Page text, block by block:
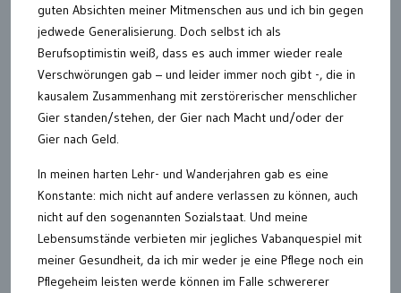
guten Absichten meiner Mitmenschen aus und ich bin gegen
jedwede Generalisierung. Doch selbst ich als
Berufsoptimistin weiß, dass es auch immer wieder reale
Verschwörungen gab – und leider immer noch gibt -, die in
kausalem Zusammenhang mit zerstörerischer menschlicher
Gier standen/stehen, der Gier nach Macht und/oder der
Gier nach Geld.
In meinen harten Lehr- und Wanderjahren gab es eine
Konstante: mich nicht auf andere verlassen zu können, auch
nicht auf den sogenannten Sozialstaat. Und meine
Lebensumstände verbieten mir jegliches Vabanquespiel mit
meiner Gesundheit, da ich mir weder je eine Pflege noch ein
Pflegeheim leisten werde können im Falle schwererer